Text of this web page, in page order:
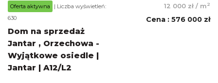
Oferta aktywna
| Liczba wyświetleń:
630
Dom na sprzedaż
Jantar , Orzechowa -
Wyjątkowe osiedle |
Jantar | A12/L2
12 000 zł / m2
Cena : 576 000 zł